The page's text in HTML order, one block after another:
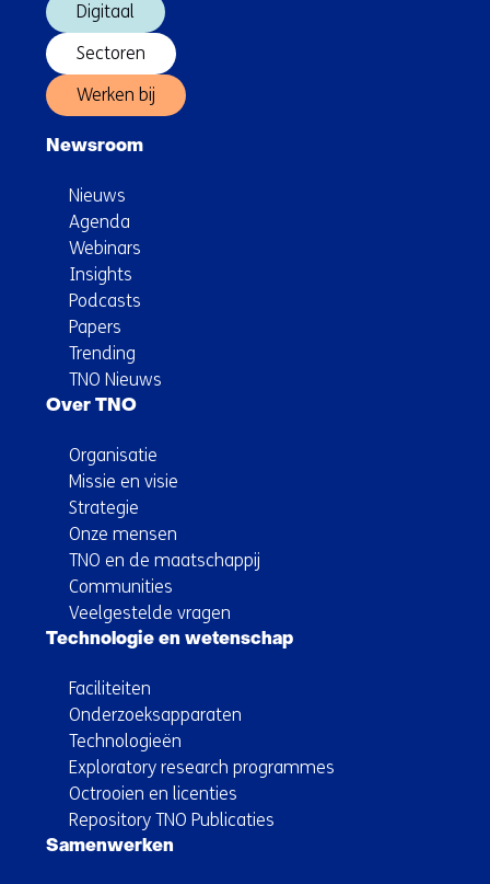
Digitaal
Sectoren
Werken bij
Newsroom
Nieuws
Agenda
Webinars
Insights
Podcasts
Papers
Trending
TNO Nieuws
Over TNO
Organisatie
Missie en visie
Strategie
Onze mensen
TNO en de maatschappij
Communities
Veelgestelde vragen
Technologie en wetenschap
Faciliteiten
Onderzoeksapparaten
Technologieën
Exploratory research programmes
Octrooien en licenties
Repository TNO Publicaties
Samenwerken